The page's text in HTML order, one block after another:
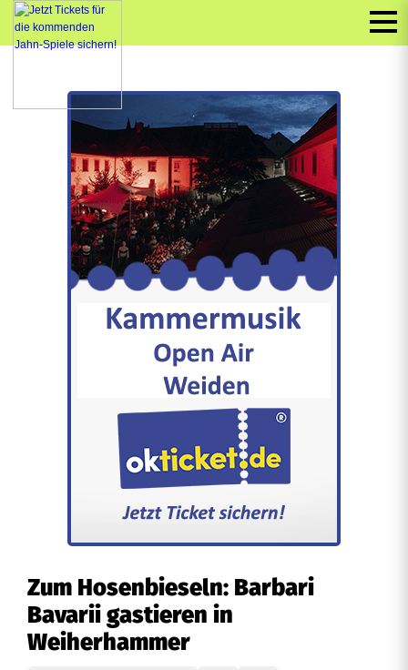
Zum Hosenbieseln: Barbari
Bavarii gastieren in
Weiherhammer